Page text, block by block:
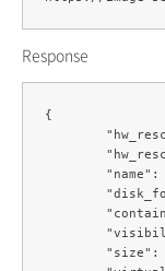
Response
{